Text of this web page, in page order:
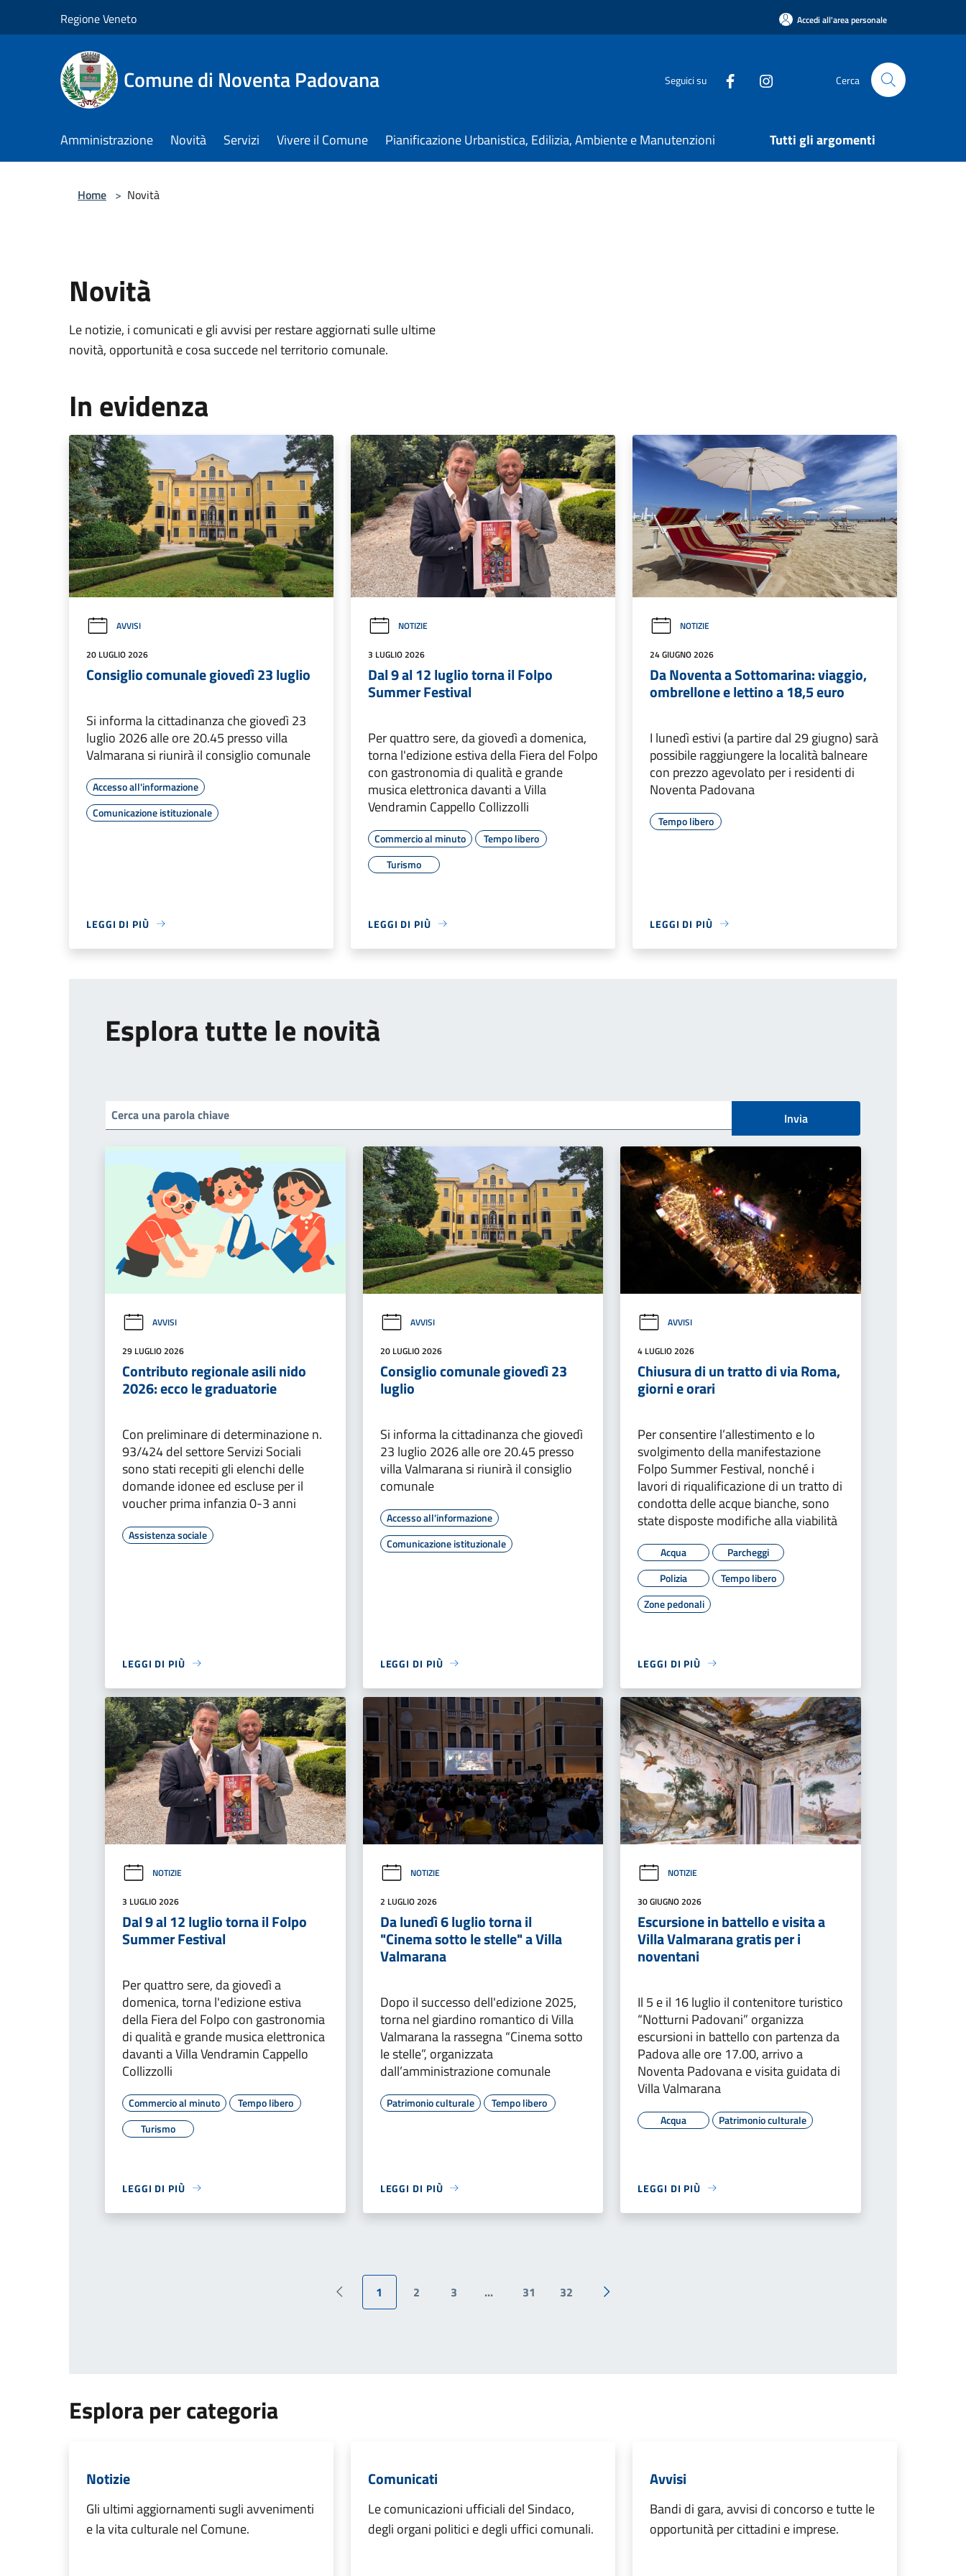
Regione Veneto Accedi all'area personale
Comune di Noventa Padovana Seguici su Cerca
Amministrazione Novità Servizi Vivere il Comune Pianificazione Urbanistica, Edilizia, Ambiente e Manutenzioni Tutti gli argomenti
Home > Novità
Novità
Le notizie, i comunicati e gli avvisi per restare aggiornati sulle ultime
novità, opportunità e cosa succede nel territorio comunale.
In evidenza
AVVISI
20 LUGLIO 2026
Consiglio comunale giovedì 23 luglio
Si informa la cittadinanza che giovedì 23
luglio 2026 alle ore 20.45 presso villa
Valmarana si riunirà il consiglio comunale
Accesso all'informazione
Comunicazione istituzionale
LEGGI DI PIÙ
NOTIZIE
3 LUGLIO 2026
Dal 9 al 12 luglio torna il Folpo
Summer Festival
Per quattro sere, da giovedì a domenica,
torna l'edizione estiva della Fiera del Folpo
con gastronomia di qualità e grande
musica elettronica davanti a Villa
Vendramin Cappello Collizzolli
Commercio al minuto
Tempo libero
Turismo
LEGGI DI PIÙ
NOTIZIE
24 GIUGNO 2026
Da Noventa a Sottomarina: viaggio,
ombrellone e lettino a 18,5 euro
I lunedì estivi (a partire dal 29 giugno) sarà
possibile raggiungere la località balneare
con prezzo agevolato per i residenti di
Noventa Padovana
Tempo libero
LEGGI DI PIÙ
Esplora tutte le novità
Invia
AVVISI
29 LUGLIO 2026
Contributo regionale asili nido
2026: ecco le graduatorie
Con preliminare di determinazione n.
93/424 del settore Servizi Sociali
sono stati recepiti gli elenchi delle
domande idonee ed escluse per il
voucher prima infanzia 0-3 anni
Assistenza sociale
LEGGI DI PIÙ
AVVISI
20 LUGLIO 2026
Consiglio comunale giovedì 23
luglio
Si informa la cittadinanza che giovedì
23 luglio 2026 alle ore 20.45 presso
villa Valmarana si riunirà il consiglio
comunale
Accesso all'informazione
Comunicazione istituzionale
LEGGI DI PIÙ
AVVISI
4 LUGLIO 2026
Chiusura di un tratto di via Roma,
giorni e orari
Per consentire l’allestimento e lo
svolgimento della manifestazione
Folpo Summer Festival, nonché i
lavori di riqualificazione di un tratto di
condotta delle acque bianche, sono
state disposte modifiche alla viabilità
Acqua
Parcheggi
Polizia
Tempo libero
Zone pedonali
LEGGI DI PIÙ
NOTIZIE
3 LUGLIO 2026
Dal 9 al 12 luglio torna il Folpo
Summer Festival
Per quattro sere, da giovedì a
domenica, torna l'edizione estiva
della Fiera del Folpo con gastronomia
di qualità e grande musica elettronica
davanti a Villa Vendramin Cappello
Collizzolli
Commercio al minuto
Tempo libero
Turismo
LEGGI DI PIÙ
NOTIZIE
2 LUGLIO 2026
Da lunedì 6 luglio torna il
"Cinema sotto le stelle" a Villa
Valmarana
Dopo il successo dell'edizione 2025,
torna nel giardino romantico di Villa
Valmarana la rassegna “Cinema sotto
le stelle”, organizzata
dall’amministrazione comunale
Patrimonio culturale Tempo libero
LEGGI DI PIÙ
NOTIZIE
30 GIUGNO 2026
Escursione in battello e visita a
Villa Valmarana gratis per i
noventani
Il 5 e il 16 luglio il contenitore turistico
“Notturni Padovani” organizza
escursioni in battello con partenza da
Padova alle ore 17.00, arrivo a
Noventa Padovana e visita guidata di
Villa Valmarana
Acqua Patrimonio culturale
LEGGI DI PIÙ
Pagina precedente
1 2 3 ... 31 32
Pagina successiva
Esplora per categoria
Notizie
Gli ultimi aggiornamenti sugli avvenimenti
e la vita culturale nel Comune.
Comunicati
Le comunicazioni ufficiali del Sindaco,
degli organi politici e degli uffici comunali.
Avvisi
Bandi di gara, avvisi di concorso e tutte le
opportunità per cittadini e imprese.